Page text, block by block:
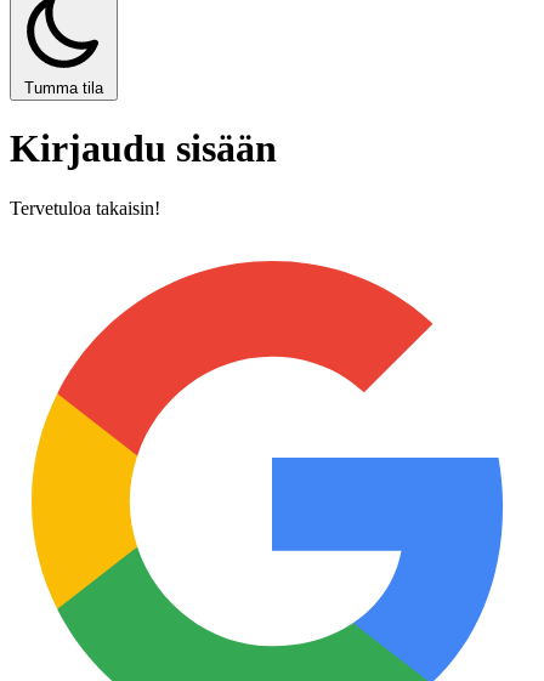
Tumma tila
Kirjaudu sisään
Tervetuloa takaisin!